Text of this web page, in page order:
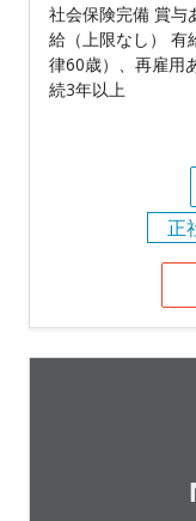
社会保険完備 賞与
給（上限なし） 有
律60歳）、再雇用
続3年以上
正